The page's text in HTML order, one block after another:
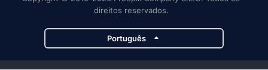
direitos reservados.
Português